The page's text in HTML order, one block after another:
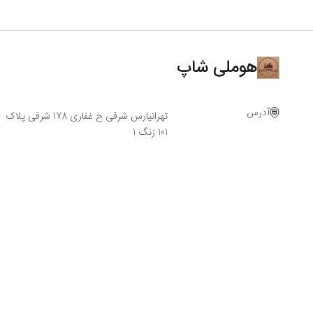
هوملی شاپ
آدرس
تهرانپارس شرقی خ غفاری 178 شرقی پلاک
101 زنگ 1